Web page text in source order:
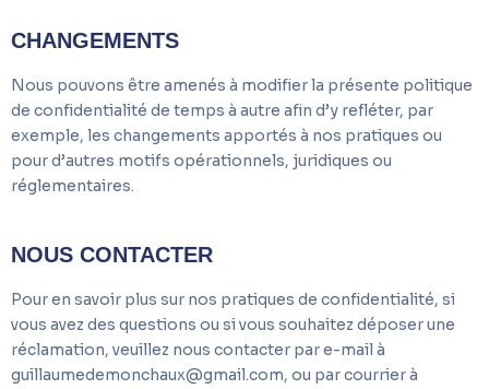
CHANGEMENTS
Nous pouvons être amenés à modifier la présente politique
de confidentialité de temps à autre afin d’y refléter, par
exemple, les changements apportés à nos pratiques ou
pour d’autres motifs opérationnels, juridiques ou
réglementaires.
NOUS CONTACTER
Pour en savoir plus sur nos pratiques de confidentialité, si
vous avez des questions ou si vous souhaitez déposer une
réclamation, veuillez nous contacter par e-mail à
guillaumedemonchaux@gmail.com, ou par courrier à